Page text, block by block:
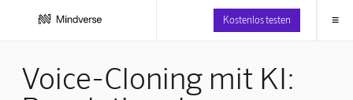
Kostenlos testen ≡
Voice-Cloning mit KI: